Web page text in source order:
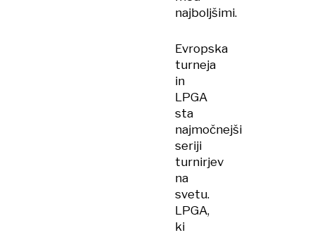
najboljšimi.
Evropska
turneja
in
LPGA
sta
najmočnejši
seriji
turnirjev
na
svetu.
LPGA,
ki